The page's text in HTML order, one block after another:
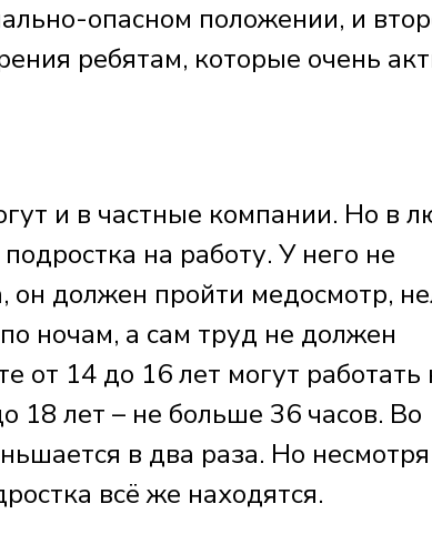
опасном положении, и
ребятам, которые очень
и в частные компании. Но в
на работу. У него не
он должен пройти медосмотр,
ночам, а сам труд не должен
от 14 до 16 лет могут работать
18 лет – не больше 36 часов. Во
в два раза. Но
всё же находятся.